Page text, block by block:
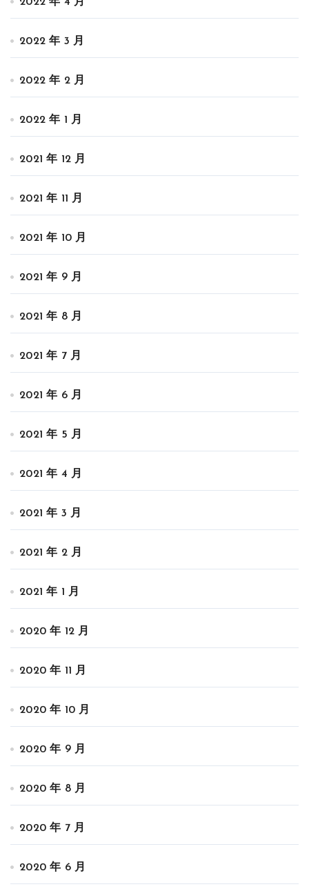
2022 年 3 月
2022 年 2 月
2022 年 1 月
2021 年 12 月
2021 年 11 月
2021 年 10 月
2021 年 9 月
2021 年 8 月
2021 年 7 月
2021 年 6 月
2021 年 5 月
2021 年 4 月
2021 年 3 月
2021 年 2 月
2021 年 1 月
2020 年 12 月
2020 年 11 月
2020 年 10 月
2020 年 9 月
2020 年 8 月
2020 年 7 月
2020 年 6 月